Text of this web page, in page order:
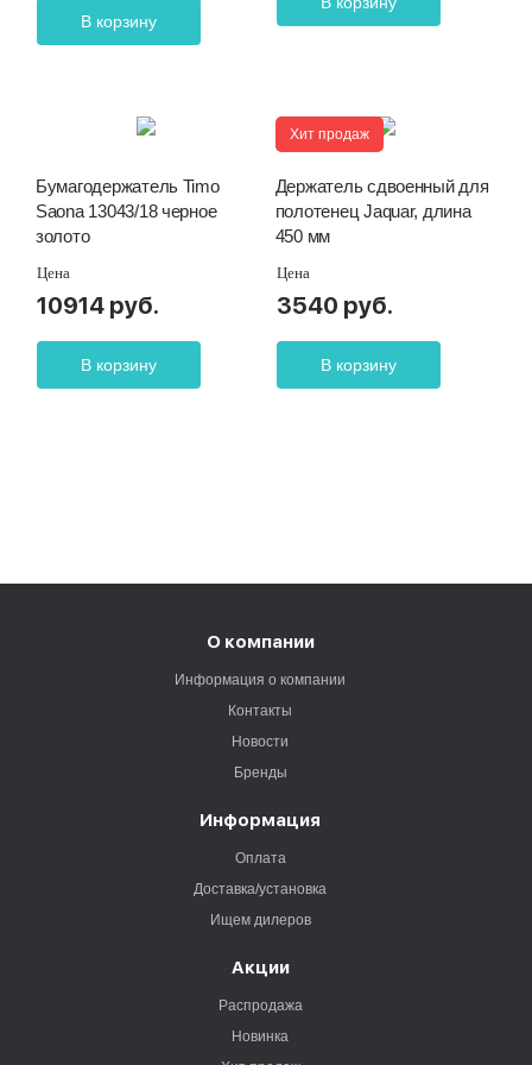
В корзину
Бумагодержатель Timo
Saona 13043/18 черное
золото
Цена
10914 руб.
В корзину
Хит продаж
Держатель сдвоенный для
полотенец Jaquar, длина
450 мм
Цена
3540 руб.
В корзину
О компании
Информация о компании
Контакты
Новости
Бренды
Информация
Оплата
Доставка/установка
Ищем дилеров
Акции
Распродажа
Новинка